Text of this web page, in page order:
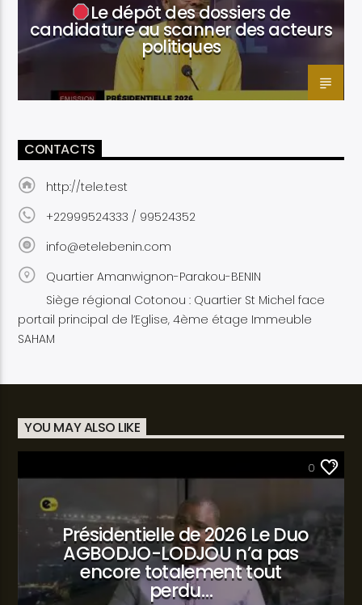
Le dépôt des dossiers de
candidature au scanner des acteurs
politiques
CONTACTS
http://tele.test
+22999524333 / 99524352
info@etelebenin.com
Quartier Amanwignon-Parakou-BENIN
Siège régional Cotonou : Quartier St Michel face
portail principal de l’Eglise, 4ème étage Immeuble
SAHAM
YOU MAY ALSO LIKE
0
Présidentielle de 2026 Le Duo
AGBODJO-LODJOU n’a pas
encore totalement tout
perdu…